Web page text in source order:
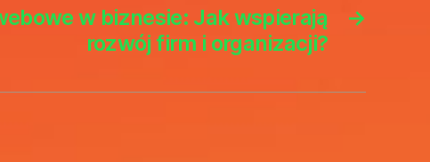
→
w biznesie: Jak wspierają
rozwój firm i organizacji?